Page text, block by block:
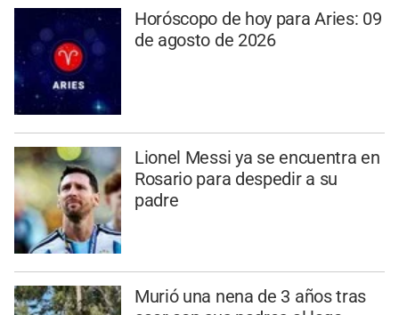
Horóscopo de hoy para Aries: 09
de agosto de 2026
Lionel Messi ya se encuentra en
Rosario para despedir a su
padre
Murió una nena de 3 años tras